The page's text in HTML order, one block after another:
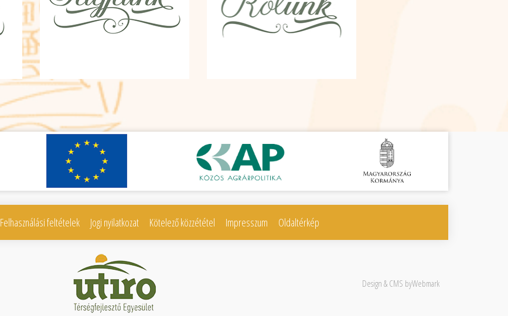
Felhasználási feltételek Jogi nyilatkozat Kötelező közzététel Impresszum Oldaltérkép
Design & CMS byWebmark